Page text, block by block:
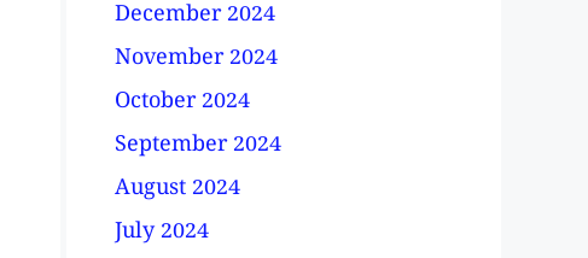
December 2024
November 2024
October 2024
September 2024
August 2024
July 2024